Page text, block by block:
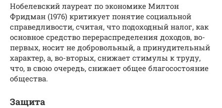
Нобелевский лауреат по экономике Милтон
Фридман (1976) критикует понятие социальной
справедливости, считая, что подоходный налог, как
основное средство перераспределения доходов, во-
первых, носит не добровольный, а принудительный
характер, а, во-вторых, снижает стимулы к труду,
что, в свою очередь, снижает общее благосостояние
общества.
Защита